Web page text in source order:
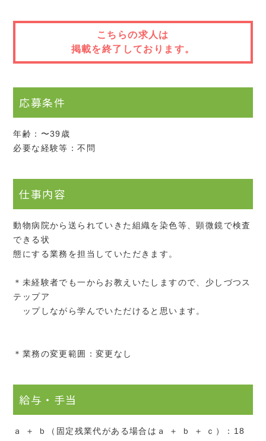
こちらの求人は
掲載を終了しております。
応募条件
年齢：〜39歳
必要な経験等：不問
仕事内容
動物病院から送られていきた組織を染色等、顕微鏡で検査
できる状
態にする業務を担当していただきます。
＊未経験者でも一からお教えいたしますので、少しづつス
テップア
ップしながら学んでいただけると思います。
＊業務の変更範囲：変更なし
給与・手当
ａ ＋ ｂ（固定残業代がある場合はａ ＋ ｂ ＋ ｃ）：18